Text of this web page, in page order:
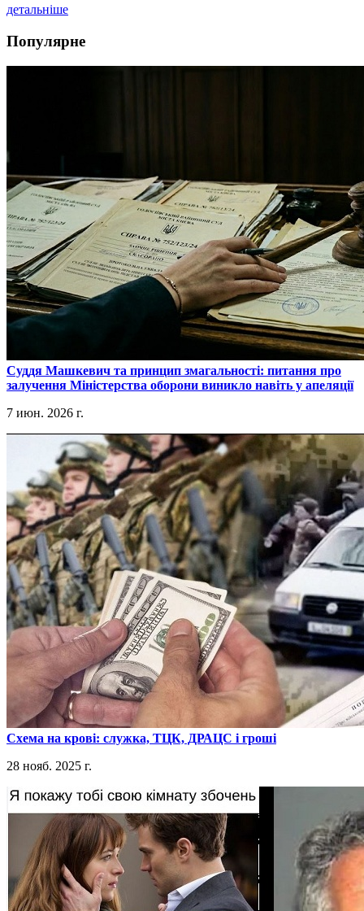
детальніше
Популярне
​Суддя Машкевич та принцип змагальності: питання про
залучення Міністерства оборони виникло навіть у апеляції
7 июн. 2026 г.
​Схема на крові: служка, ТЦК, ДРАЦС і гроші
28 нояб. 2025 г.